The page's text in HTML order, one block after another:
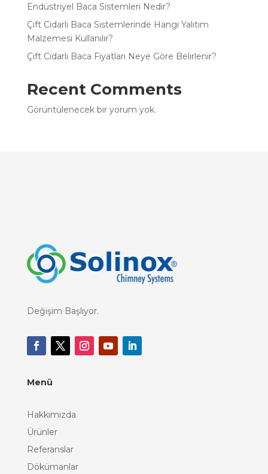
Endüstriyel Baca Sistemleri Nedir?
Çift Cidarlı Baca Sistemlerinde Hangi Yalıtım
Malzemesi Kullanılır?
Çift Cidarlı Baca Fiyatları Neye Göre Belirlenir?
Recent Comments
Görüntülenecek bir yorum yok.
Değişim Başlıyor.
Menü
Hakkımızda
Ürünler
Referanslar
Dökümanlar